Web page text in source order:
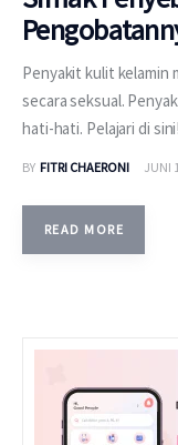
Penyakit kulit kelamin
secara seksual.
hati-hati. Pelajari di sini!
BY FITRI CHAERONI JUNI
READ MORE